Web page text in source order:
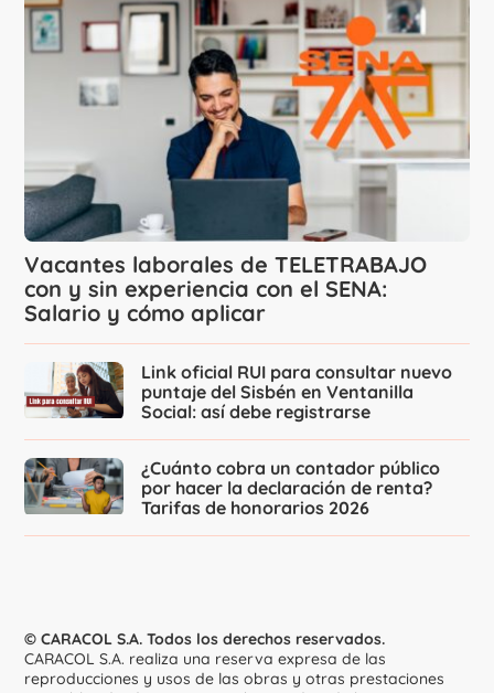
Vacantes laborales de TELETRABAJO
con y sin experiencia con el SENA:
Salario y cómo aplicar
Link oficial RUI para consultar nuevo
puntaje del Sisbén en Ventanilla
Social: así debe registrarse
¿Cuánto cobra un contador público
por hacer la declaración de renta?
Tarifas de honorarios 2026
© CARACOL S.A. Todos los derechos reservados.
CARACOL S.A. realiza una reserva expresa de las
reproducciones y usos de las obras y otras prestaciones